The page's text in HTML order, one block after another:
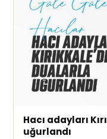
Hacı adayları
uğurlandı